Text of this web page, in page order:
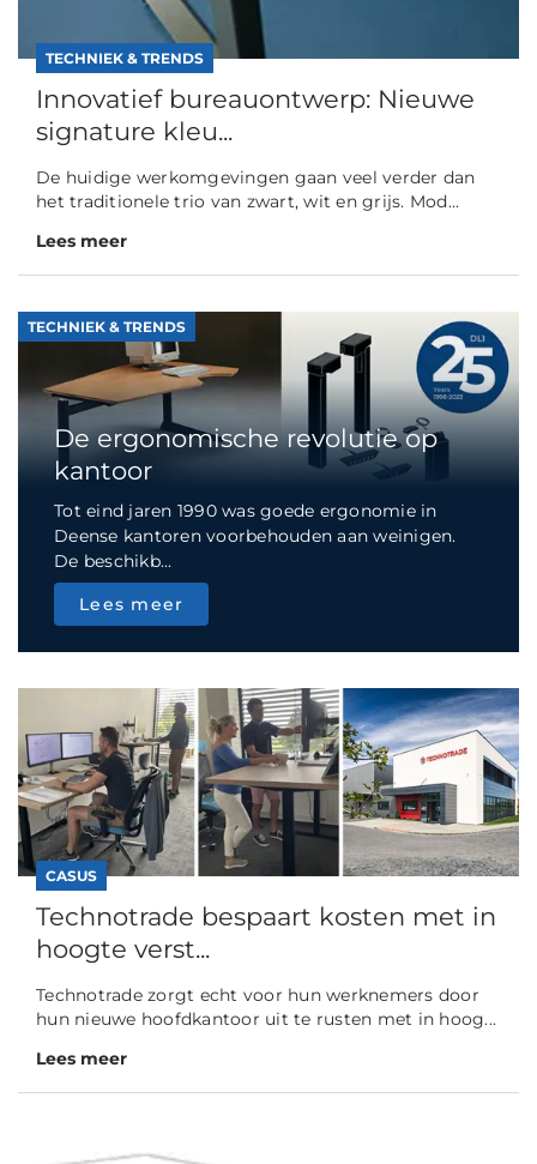
TECHNIEK & TRENDS
Innovatief bureauontwerp: Nieuwe
signature kleu...
De huidige werkomgevingen gaan veel verder dan
het traditionele trio van zwart, wit en grijs. Mod...
Lees meer
TECHNIEK & TRENDS
De ergonomische revolutie op
kantoor
Tot eind jaren 1990 was goede ergonomie in
Deense kantoren voorbehouden aan weinigen.
De beschikb...
Lees meer
CASUS
Technotrade bespaart kosten met in
hoogte verst...
Technotrade zorgt echt voor hun werknemers door
hun nieuwe hoofdkantoor uit te rusten met in hoog...
Lees meer